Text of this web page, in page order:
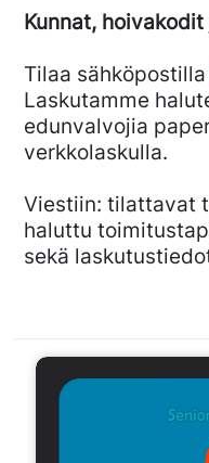
Kunnat,
Tilaa sähköpostilla
Laskutamme
edunvalvojia
verkkolaskulla.
Viestiin: tilattavat
haluttu
sekä